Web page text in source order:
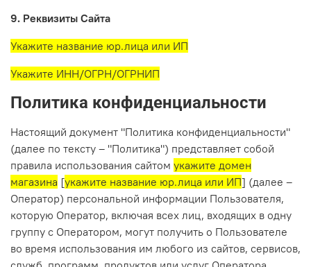
9. Реквизиты Сайта
Укажите название юр.лица или ИП
Укажите ИНН/ОГРН/ОГРНИП
Политика конфиденциальности
Настоящий документ "Политика конфиденциальности"
(далее по тексту – "Политика") представляет собой
правила использования сайтом укажите домен
магазина [укажите название юр.лица или ИП] (далее –
Оператор) персональной информации Пользователя,
которую Оператор, включая всех лиц, входящих в одну
группу с Оператором, могут получить о Пользователе
во время использования им любого из сайтов, сервисов,